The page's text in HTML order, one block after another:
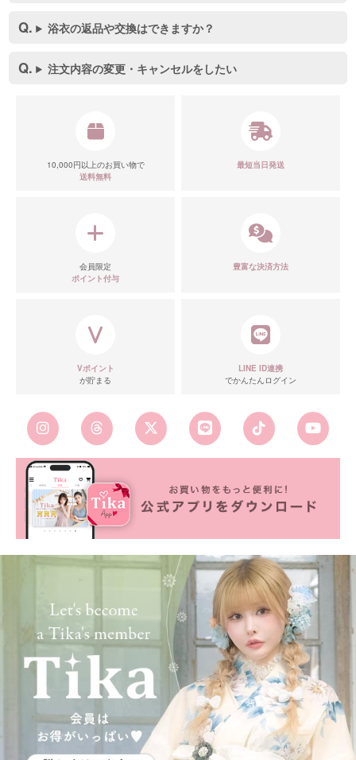
浴衣の返品や交換はできますか？
注文内容の変更・キャンセルをしたい
10,000円以上のお買い物で
送料無料
最短当日発送
会員限定
ポイント付与
豊富な決済方法
Vポイント
が貯まる
LINE ID連携
でかんたんログイン